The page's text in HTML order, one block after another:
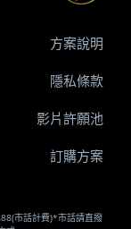
市話計費)*市話請直撥
方案說明
隱私條款
影片許願池
訂購方案